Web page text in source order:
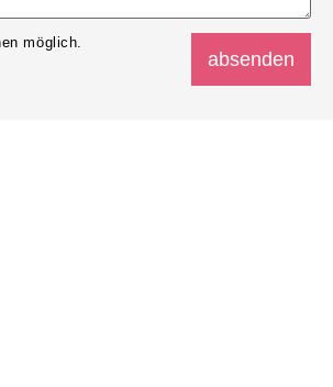
möglich.